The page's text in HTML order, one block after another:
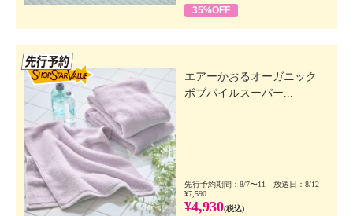
35%OFF
エアーかおるオーガニック
ボブパイルスーパー...
先行予約期間：8/7〜11 放送日：8/12
¥7,590
¥4,930(税込)